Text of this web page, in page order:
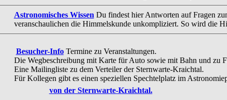
Astronomisches Wissen Du findest hier Antworten auf Fragen
veranschaulichen die Himmelskunde unkompliziert. So wird die
Besucher-Info Termine zu Veranstaltungen.
Die Wegbeschreibung mit Karte für Auto sowie mit Bahn und zu
Eine Mailingliste zu dem Verteiler der Sternwarte-Kraichtal.
Für Kollegen gibt es einen speziellen Spechtelplatz im
von der Sternwarte-Kraichtal.